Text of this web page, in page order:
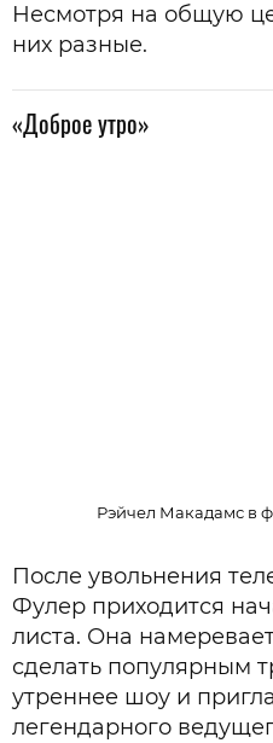
Несмотря на общую
них разные.
«Доброе утро»
Рэйчел Макадамс в
После увольнения
Фулер приходится
листа. Она
сделать популярным
утреннее шоу и
легендарного